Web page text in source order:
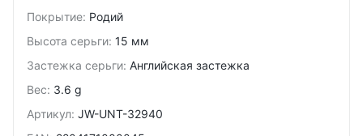
Покрытие: Родий
Высота серьги: 15 мм
Застежка серьги: Английская застежка
Вес: 3.6 g
Артикул: JW-UNT-32940